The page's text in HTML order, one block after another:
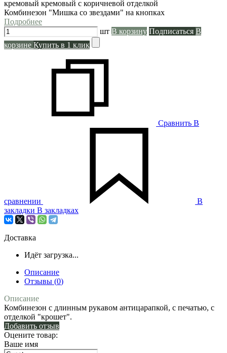
кремовый кремовый с коричневой отделкой
Комбинезон "Мишка со звездами" на кнопках
Подробнее
шт В корзину Подписаться В
корзине Купить в 1 клик
Сравнить В
сравнении
В
закладки В закладках
Доставка
Идёт загрузка...
Описание
Отзывы (0)
Описание
Комбинезон с длинным рукавом антицарапкой, с печатью, с
отделкой "крошет".
Добавить отзыв
Оцените товар:
Ваше имя